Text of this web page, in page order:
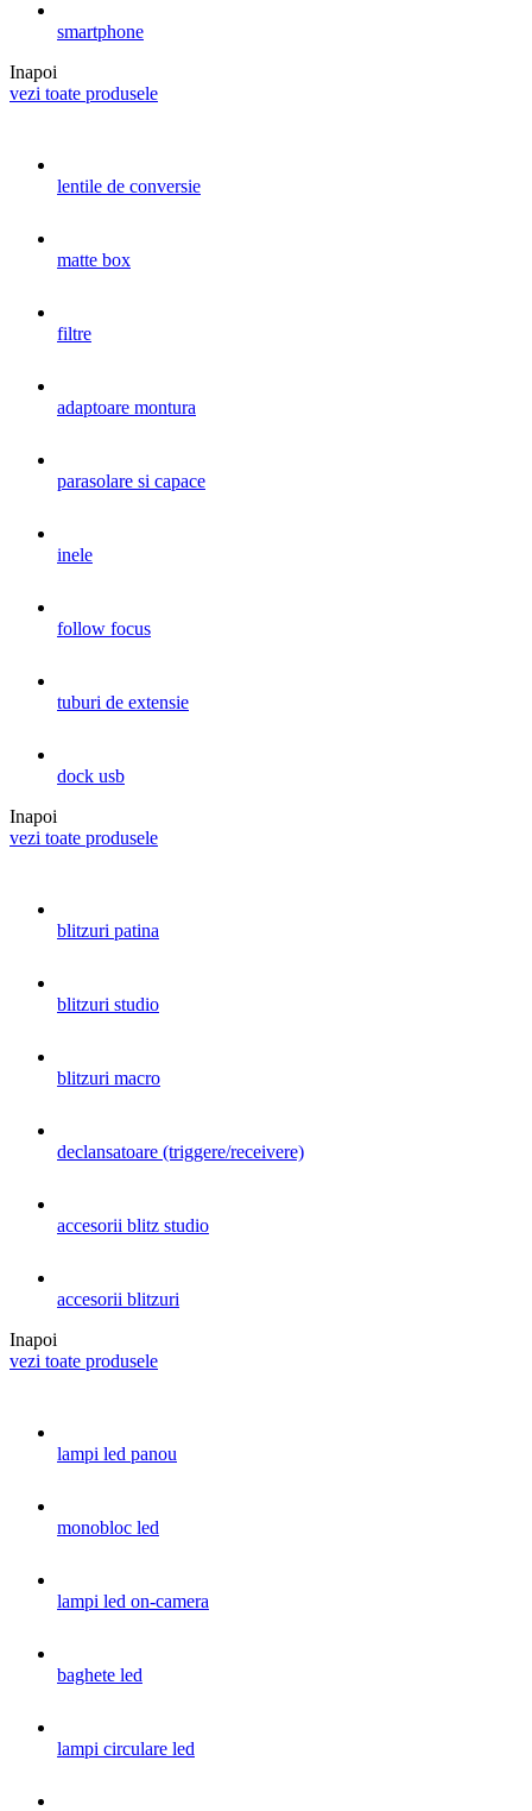
smartphone
Inapoi
vezi toate produsele
lentile de conversie
matte box
filtre
adaptoare montura
parasolare si capace
inele
follow focus
tuburi de extensie
dock usb
Inapoi
vezi toate produsele
blitzuri patina
blitzuri studio
blitzuri macro
declansatoare (triggere/receivere)
accesorii blitz studio
accesorii blitzuri
Inapoi
vezi toate produsele
lampi led panou
monobloc led
lampi led on-camera
baghete led
lampi circulare led